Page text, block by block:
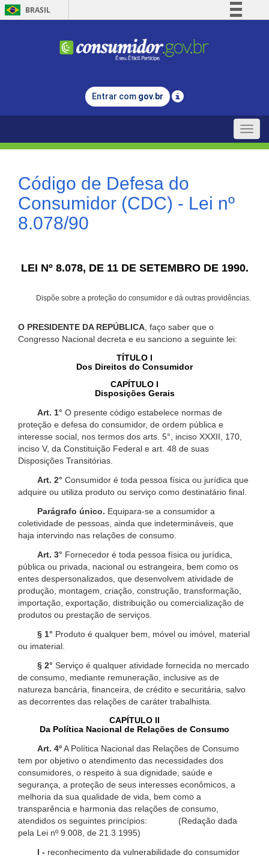
BRASIL
Comunica BR
Legislação
Entrar com gov.br
Toggle
Código de Defesa do
Consumidor (CDC) - Lei nº
8.078/90
LEI Nº 8.078, DE 11 DE SETEMBRO DE 1990.
Dispõe sobre a proteção do consumidor e dá outras providências.
O PRESIDENTE DA REPÚBLICA , faço saber que o
Congresso Nacional decreta e eu sanciono a seguinte lei:
TÍTULO I
Dos Direitos do Consumidor
CAPÍTULO I
Disposições Gerais
Art. 1° O presente código estabelece normas de
proteção e defesa do consumidor, de ordem pública e
interesse social, nos termos dos arts. 5°, inciso XXXII, 170,
inciso V, da Constituição Federal e art. 48 de suas
Disposições Transitórias.
Art. 2° Consumidor é toda pessoa física ou jurídica que
adquire ou utiliza produto ou serviço como destinatário final.
Parágrafo único. Equipara-se a consumidor a
coletividade de pessoas, ainda que indetermináveis, que
haja intervindo nas relações de consumo.
Art. 3° Fornecedor é toda pessoa física ou jurídica,
pública ou privada, nacional ou estrangeira, bem como os
entes despersonalizados, que desenvolvem atividade de
produção, montagem, criação, construção, transformação,
importação, exportação, distribuição ou comercialização de
produtos ou prestação de serviços.
§ 1° Produto é qualquer bem, móvel ou imóvel, material
ou imaterial.
§ 2° Serviço é qualquer atividade fornecida no mercado
de consumo, mediante remuneração, inclusive as de
natureza bancária, financeira, de crédito e securitária, salvo
as decorrentes das relações de caráter trabalhista.
CAPÍTULO II
Da Política Nacional de Relações de Consumo
Art. 4ºA Política Nacional das Relações de Consumo
tem por objetivo o atendimento das necessidades dos
consumidores, o respeito à sua dignidade, saúde e
segurança, a proteção de seus interesses econômicos, a
melhoria da sua qualidade de vida, bem como a
transparência e harmonia das relações de consumo,
atendidos os seguintes princípios: (Redação dada
pela Lei nº 9.008, de 21.3.1995)
I - reconhecimento da vulnerabilidade do consumidor